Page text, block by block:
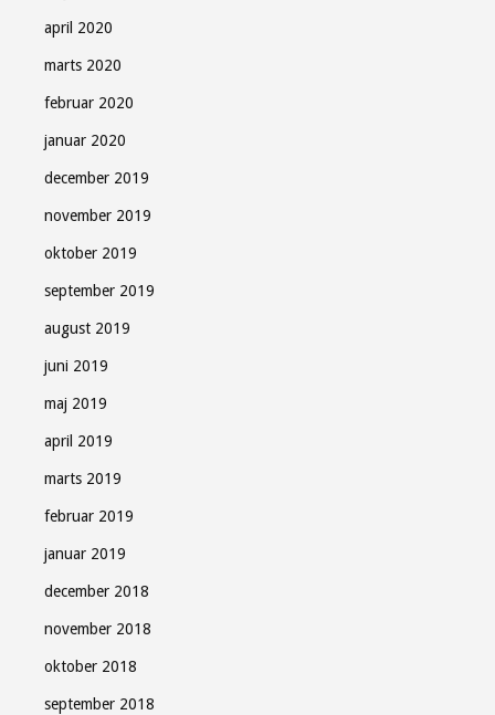
april 2020
marts 2020
februar 2020
januar 2020
december 2019
november 2019
oktober 2019
september 2019
august 2019
juni 2019
maj 2019
april 2019
marts 2019
februar 2019
januar 2019
december 2018
november 2018
oktober 2018
september 2018